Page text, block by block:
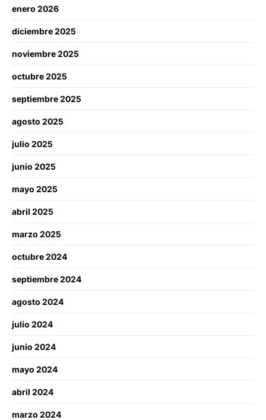
enero 2026
diciembre 2025
noviembre 2025
octubre 2025
septiembre 2025
agosto 2025
julio 2025
junio 2025
mayo 2025
abril 2025
marzo 2025
octubre 2024
septiembre 2024
agosto 2024
julio 2024
junio 2024
mayo 2024
abril 2024
marzo 2024